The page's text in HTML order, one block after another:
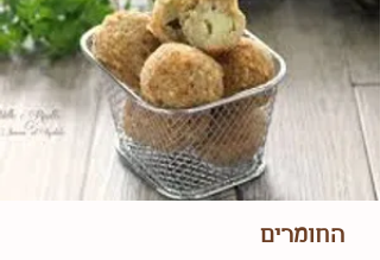
החומרים